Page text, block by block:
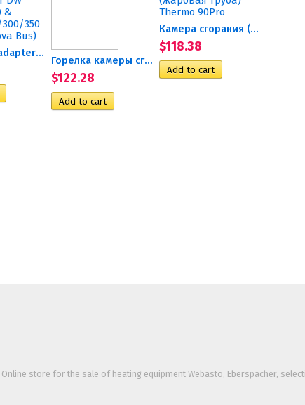
Diagnostic adapters for DW...
Горелка камеры сгорания D3WZ
$122.28
Камера сгорания (жаровая...
$118.38
Online store for the sale of heating equipment Webasto, Eberspacher,